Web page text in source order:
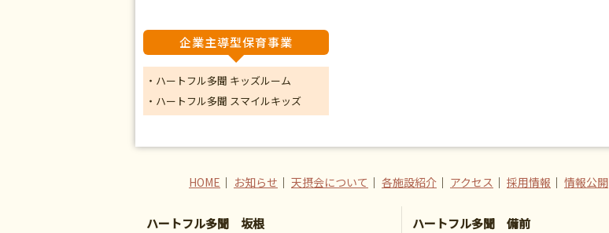
企業主導型保育事業
・ハートフル多聞 キッズルーム
・ハートフル多聞 スマイルキッズ
HOME ｜ お知らせ ｜ 天摂会について ｜ 各施設紹介 ｜ アクセス ｜ 採用情報 ｜ 情報公開
ハートフル多聞 坂根 ハートフル多聞 備前